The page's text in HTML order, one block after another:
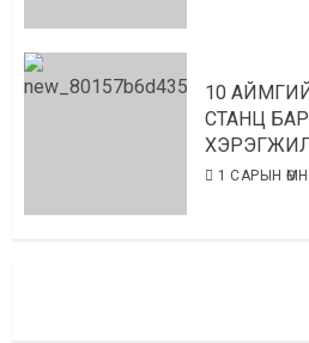
10
СТАНЦ
1 САРЫН ӨМНӨ